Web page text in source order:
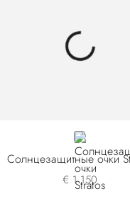
GOLD
Солнцезащитные очки
€ 1.150